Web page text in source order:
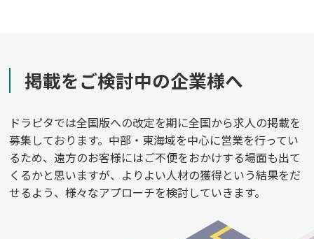
掲載をご検討中の企業様へ
ドラピタでは全国版への改定を期に全国から求人の掲載を
募集しております。中部・東海域を中心に営業を行ってい
るため、遠方のお客様にはご不便をおかけする場面も出て
くるかと思いますが、よりよい人材の獲得という結果をだ
せるよう、様々なアプローチを検討していきます。